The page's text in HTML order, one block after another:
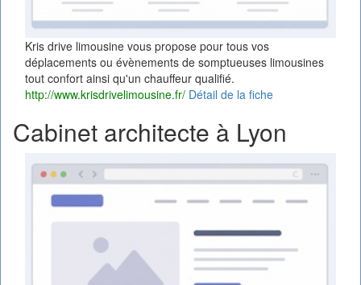
Kris drive limousine vous propose pour tous vos
déplacements ou évènements de somptueuses limousines
tout confort ainsi qu'un chauffeur qualifié.
http://www.krisdrivelimousine.fr/ Détail de la fiche
Cabinet architecte à Lyon